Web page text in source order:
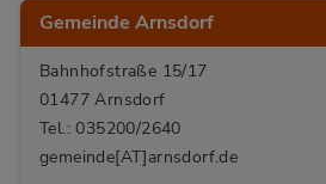
Gemeinde Arnsdorf
Bahnhofstraße 15/17
01477 Arnsdorf
Tel.: 035200/2640
gemeinde[AT]arnsdorf.de